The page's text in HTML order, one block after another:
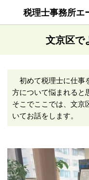
税理士事務所エ
文京区で
初めて税理士に仕事
方について悩まれると
そこでここでは、文京
いてお話をします。